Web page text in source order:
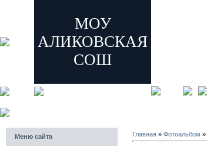
МОУ
АЛИКОВСКАЯ
СОШ
Меню сайта Главная » Фотоальбом »